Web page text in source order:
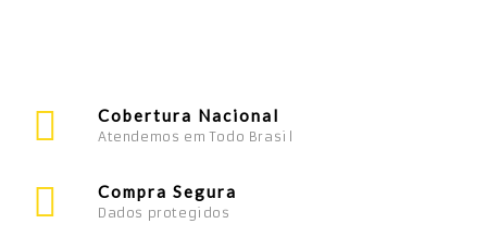
Cobertura Nacional
Atendemos em Todo Brasil
Compra Segura
Dados protegidos